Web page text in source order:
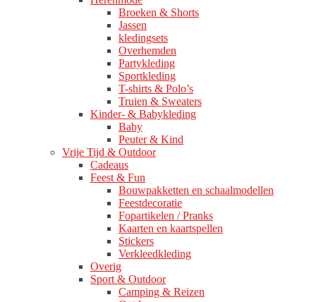
Broeken & Shorts
Jassen
kledingsets
Overhemden
Partykleding
Sportkleding
T-shirts & Polo’s
Truien & Sweaters
Kinder- & Babykleding
Baby
Peuter & Kind
Vrije Tijd & Outdoor
Cadeaus
Feest & Fun
Bouwpakketten en schaalmodellen
Feestdecoratie
Fopartikelen / Pranks
Kaarten en kaartspellen
Stickers
Verkleedkleding
Overig
Sport & Outdoor
Camping & Reizen